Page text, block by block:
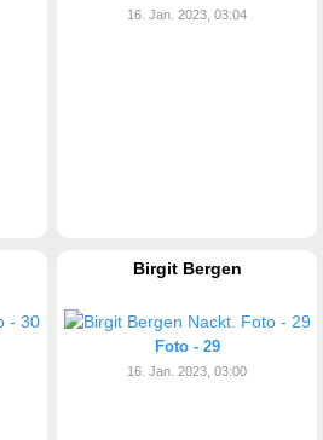
16. Jan. 2023, 03:04
Birgit Bergen
Foto - 29
16. Jan. 2023, 03:00